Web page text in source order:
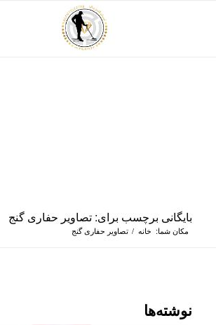
بایگانی برچسب برای: تصاویر حفاری گنج
مکان شما: خانه / تصاویر حفاری گنج
نوشته‌ها